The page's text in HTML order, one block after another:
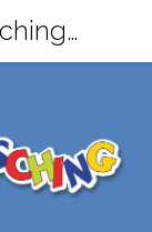
Galerie - Kategorie: Faschingsauftakt 11.11.23 - Skifasching Oberwiesenthal